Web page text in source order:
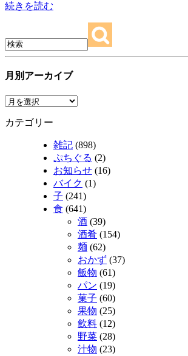
続きを読む
月別アーカイブ
カテゴリー
雑記 (898)
ぷちぐる (2)
お知らせ (16)
バイク (1)
子 (241)
食 (641)
酒 (39)
酒肴 (154)
麺 (62)
おかず (37)
飯物 (61)
パン (19)
菓子 (60)
果物 (25)
飲料 (12)
野菜 (28)
汁物 (23)